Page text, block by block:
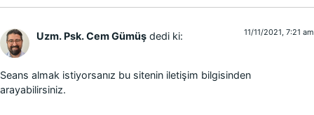
Uzm. Psk. Cem Gümüş dedi ki: 11/11/2021, 7:21 am
Seans almak istiyorsanız bu sitenin iletişim bilgisinden
arayabilirsiniz.